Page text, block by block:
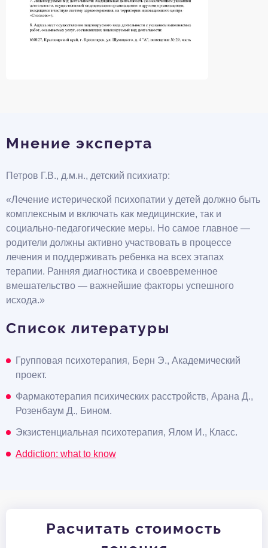
Мнение эксперта
Петров Г.В., д.м.н., детский психиатр:
«Лечение истерической психопатии у детей должно быть
комплексным и включать как медицинские, так и
социально-педагогические меры. Но самое главное —
родители должны активно участвовать в процессе
лечения и поддерживать ребенка на всех этапах
терапии. Ранняя диагностика и своевременное
вмешательство — важнейшие факторы успешного
исхода.»
Список литературы
Групповая психотерапия, Берн Э., Академический
проект.
Фармакотерапия психических расстройств, Арана Д.,
Розенбаум Д., Бином.
Экзистенциальная психотерапия, Ялом И., Класс.
Addiction: what to know
Расчитать стоимость